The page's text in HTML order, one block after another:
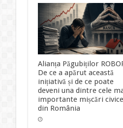
Alianța Păgubiților
De ce a apărut această
inițiativă și de ce poate
deveni una dintre cele
importante mișcări civice
din România